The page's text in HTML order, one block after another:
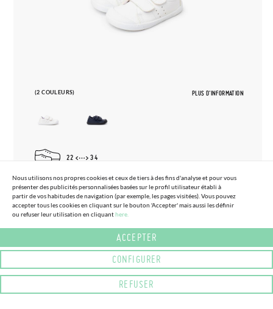
(2 COULEURS) PLUS D'INFORMATION
22 34
BASKETS SPORT BAREFOOT SCOLAIRES
ENFANTS
53,
Nous utilisons nos propres cookies et ceux de tiers à des fins d'analyse et pour vous
présenter des publicités personnalisées basées sur le profil utilisateur établi à
partir de vos habitudes de navigation (par exemple, les pages visitées). Vous pouvez
accepter tous les cookies en cliquant sur le bouton 'Accepter' mais aussi les définir
ou refuser leur utilisation en cliquanthere.
ACCEPTER
CONFIGURER
REFUSER